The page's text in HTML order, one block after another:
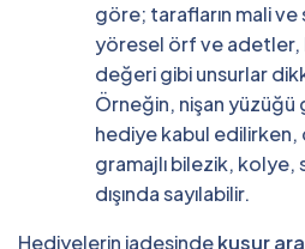
göre; tarafların mali ve
yöresel örf ve adetler,
değeri gibi unsurlar
Örneğin, nişan yüzüğü
hediye kabul edilirken,
gramajlı bilezik, kolye,
dışında sayılabilir.
Hediyelerin iadesindekusur